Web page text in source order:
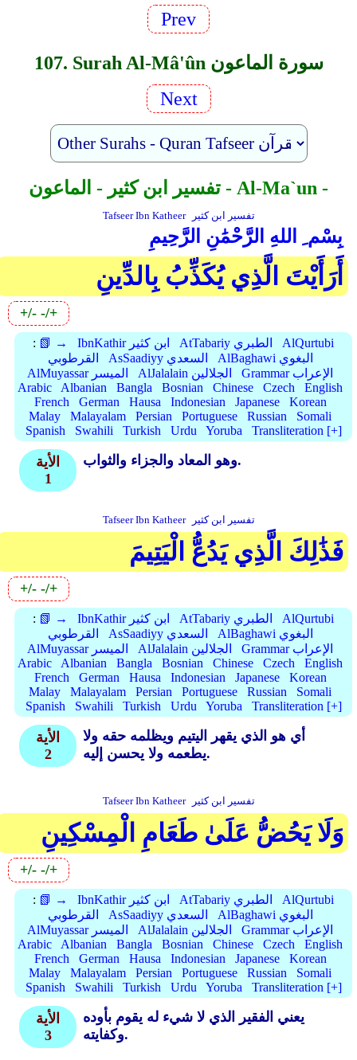
Prev
107. Surah Al-Mâ'ûn سورة الماعون
Next
تفسير ابن كثير - الماعون - Al-Ma`un -
Tafseer Ibn Katheer تفسير ابن كثير
بِسْم ِ اللهِ الرَّحْمَٰنِ الرَّحِيمِ
أَرَأَيْتَ الَّذِي يُكَذِّبُ بِالدِّينِ
+/- -/+
: 📗 → IbnKathir ابن كثير AtTabariy الطبري
AlQurtubi
القرطوبي
AsSaadiyy السعدي
AlBaghawi البغوي
AlMuyassar الميسر
AlJalalain الجلالين
Grammar الإعراب
Arabic
Albanian Bangla Bosnian Chinese Czech
English
French
German Hausa Indonesian Japanese
Korean
Malay
Malayalam Persian Portuguese Russian
Somali
Spanish
Swahili Turkish Urdu Yoruba Transliteration [+]
الأية
1
وهو المعاد والجزاء والثواب.
Tafseer Ibn Katheer تفسير ابن كثير
فَذَٰلِكَ الَّذِي يَدُعُّ الْيَتِيمَ
+/- -/+
: 📗 → IbnKathir ابن كثير AtTabariy الطبري
AlQurtubi
القرطوبي
AsSaadiyy السعدي
AlBaghawi البغوي
AlMuyassar الميسر
AlJalalain الجلالين
Grammar الإعراب
Arabic
Albanian Bangla Bosnian Chinese Czech
English
French
German Hausa Indonesian Japanese
Korean
Malay
Malayalam Persian Portuguese Russian
Somali
Spanish
Swahili Turkish Urdu Yoruba Transliteration [+]
الأية
2
أي هو الذي يقهر اليتيم ويظلمه حقه ولا
يطعمه ولا يحسن إليه.
Tafseer Ibn Katheer تفسير ابن كثير
وَلَا يَحُضُّ عَلَىٰ طَعَامِ الْمِسْكِينِ
+/- -/+
: 📗 → IbnKathir ابن كثير AtTabariy الطبري
AlQurtubi
القرطوبي
AsSaadiyy السعدي
AlBaghawi البغوي
AlMuyassar الميسر
AlJalalain الجلالين
Grammar الإعراب
Arabic
Albanian Bangla Bosnian Chinese Czech
English
French
German Hausa Indonesian Japanese
Korean
Malay
Malayalam Persian Portuguese Russian
Somali
Spanish
Swahili Turkish Urdu Yoruba Transliteration [+]
الأية
3
يعني الفقير الذي لا شيء له يقوم بأوده
وكفايته.